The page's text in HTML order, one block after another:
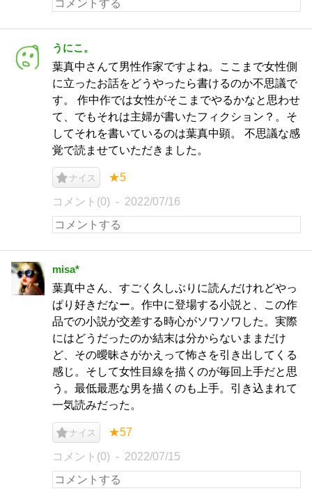
うにこ。
葉真中さんて男性作家ですよね。ここまで女性側
に立ったお話をどうやったら書けるのか不思議で
す。 作中作では女性がそこまでやるかなと思わせ
て、でもそれは主婦が書いたフィクション？。そ
してそれを書いているのは葉真中顕。 不思議な感
覚で読ませていただきました。
ナイス ★5
コメント(0) 2022/07/16
misa*
葉真中さん、すごく久しぶりに読んだけれどやっ
ぱり好きだなー。作中に登場する小説と、この作
品での小説が交差する時心がソワソワした。実際
にはどうだったのか結末は分からないままだけ
ど、その曖昧さがかえって怖さを引き出してくる
感じ。そして女性目線を描くのが毎回上手だと思
う。最低最悪な男を描くのも上手。引き込まれて
一気読みだった。
ナイス ★57
コメント(0) 2022/07/15